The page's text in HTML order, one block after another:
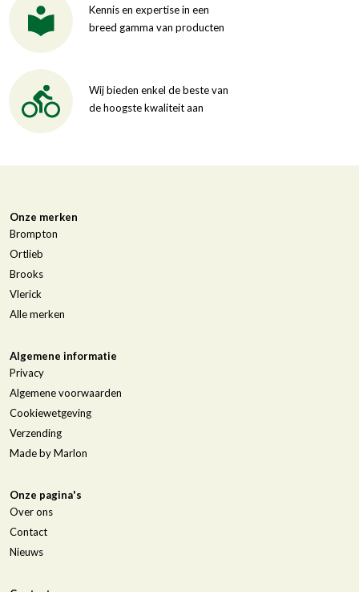
Kennis en expertise in een
breed gamma van producten
Wij bieden enkel de beste van
de hoogste kwaliteit aan
Onze merken
Brompton
Ortlieb
Brooks
Vlerick
Alle merken
Algemene informatie
Privacy
Algemene voorwaarden
Cookiewetgeving
Verzending
Made by Marlon
Onze pagina's
Over ons
Contact
Nieuws